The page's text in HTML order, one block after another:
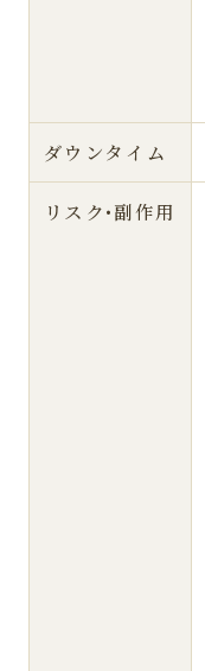
ダウンタイム
リスク•副作用